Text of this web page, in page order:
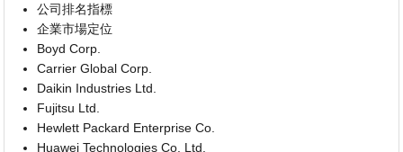
公司排名指標
企業市場定位
Boyd Corp.
Carrier Global Corp.
Daikin Industries Ltd.
Fujitsu Ltd.
Hewlett Packard Enterprise Co.
Huawei Technologies Co. Ltd.